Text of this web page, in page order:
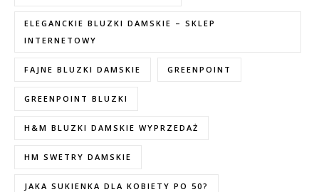
ELEGANCKIE BLUZKI DAMSKIE – SKLEP
INTERNETOWY
FAJNE BLUZKI DAMSKIE GREENPOINT
GREENPOINT BLUZKI
H&M BLUZKI DAMSKIE WYPRZEDAŻ
HM SWETRY DAMSKIE
JAKA SUKIENKA DLA KOBIETY PO 50?